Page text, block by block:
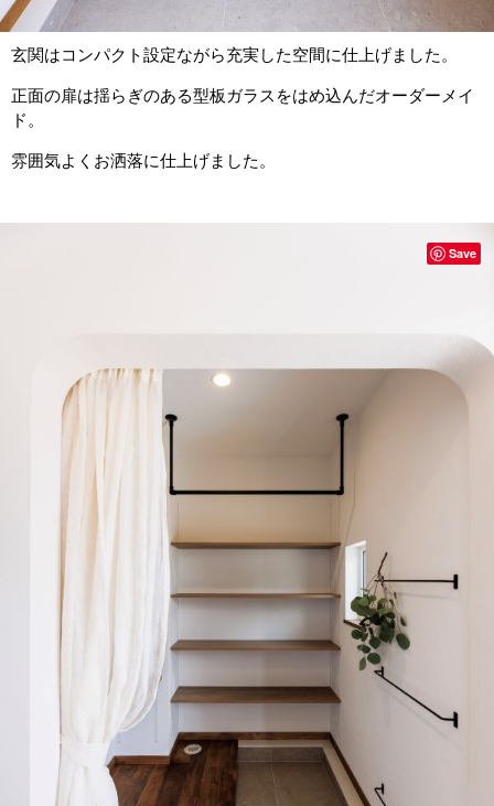
玄関はコンパクト設定ながら充実した空間に仕上げました。
正面の扉は揺らぎのある型板ガラスをはめ込んだオーダーメイ
ド。
雰囲気よくお洒落に仕上げました。
Save